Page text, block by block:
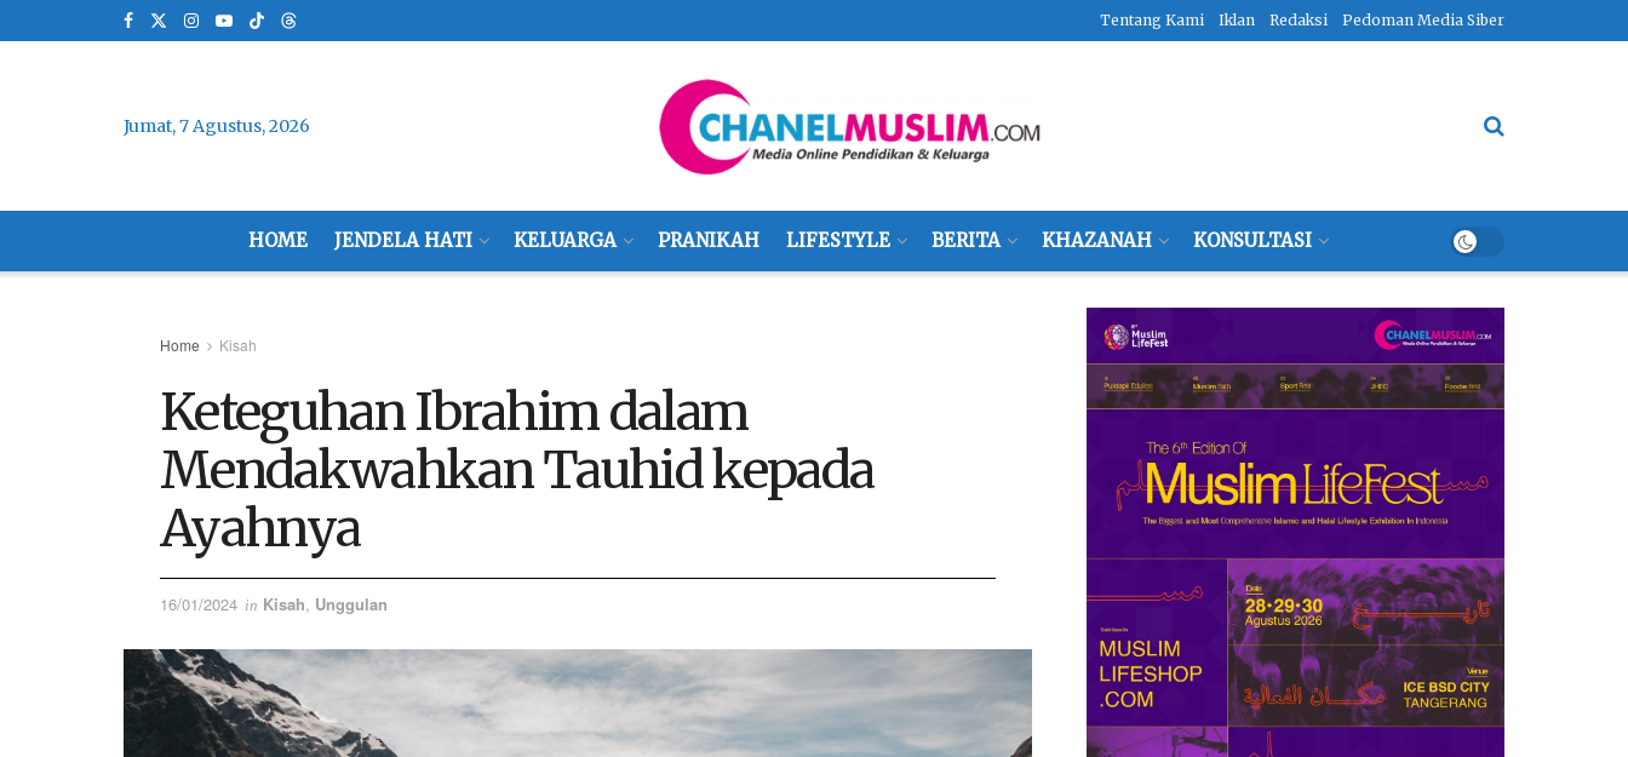
Tentang Kami Iklan Redaksi Pedoman Media Siber
Jumat, 7 Agustus, 2026
HOME JENDELA HATI KELUARGA PRANIKAH LIFESTYLE BERITA KHAZANAH KONSULTASI
Home Kisah
Keteguhan Ibrahim dalam
Mendakwahkan Tauhid kepada
Ayahnya
16/01/2024 in Kisah, Unggulan